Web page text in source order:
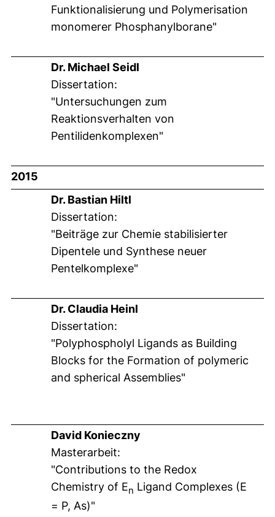
Funktionalisierung und Polymerisation
monomerer Phosphanylborane"
Dr. Michael Seidl
Dissertation:
"Untersuchungen zum
Reaktionsverhalten von
Pentilidenkomplexen"
2015
Dr. Bastian Hiltl
Dissertation:
"Beiträge zur Chemie stabilisierter
Dipentele und Synthese neuer
Pentelkomplexe"
Dr. Claudia Heinl
Dissertation:
"Polyphospholyl Ligands as Building
Blocks for the Formation of polymeric
and spherical Assemblies"
David Konieczny
Masterarbeit:
"Contributions to the Redox
Chemistry of En Ligand Complexes (E
= P, As)"